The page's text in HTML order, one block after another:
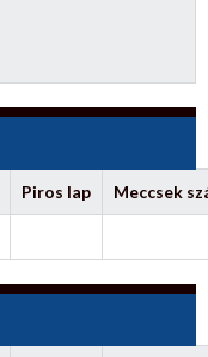
Piros lap Meccsek